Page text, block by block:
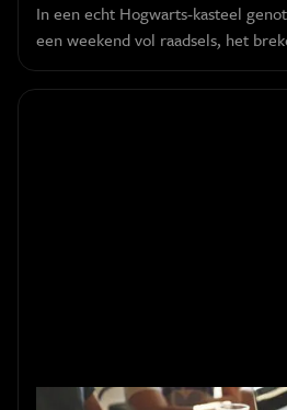
In een echt Hogwarts-kasteel
een weekend vol raadsels, het
magische speurtochten.